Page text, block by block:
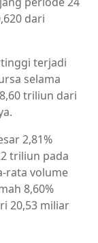
dari
terjadi
selama
triliun dari
2,81%
triliun pada
rata volume
8,60%
20,53 miliar